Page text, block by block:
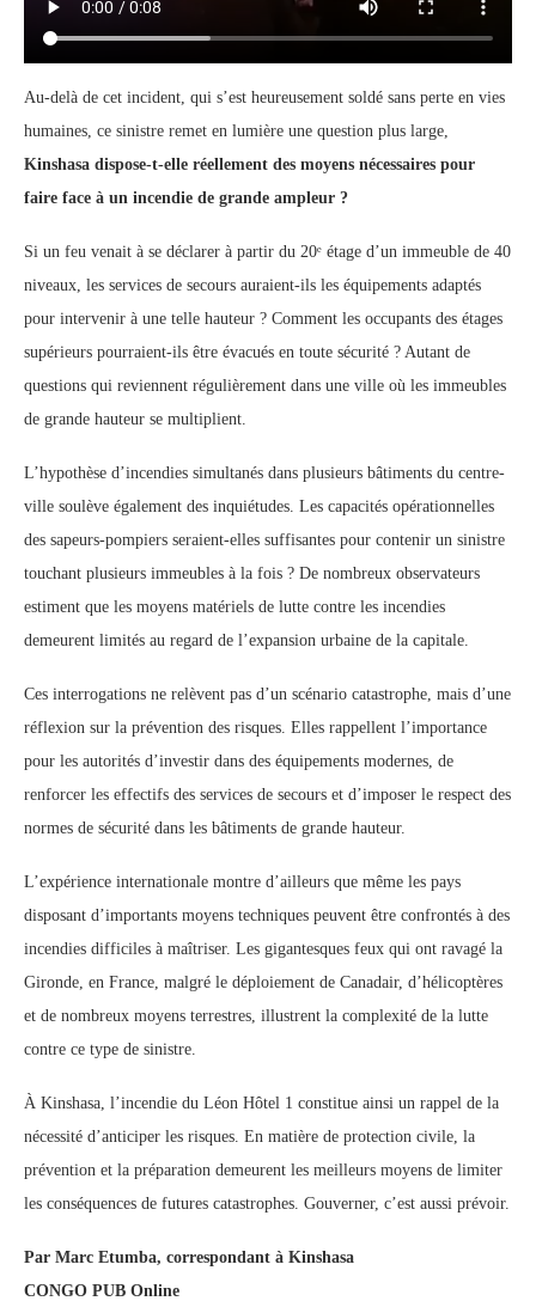
Au-delà de cet incident, qui s’est heureusement soldé sans perte en vies
humaines, ce sinistre remet en lumière une question plus large,
Kinshasa dispose-t-elle réellement des moyens nécessaires pour
faire face à un incendie de grande ampleur ?
Si un feu venait à se déclarer à partir du 20ᵉ étage d’un immeuble de 40
niveaux, les services de secours auraient-ils les équipements adaptés
pour intervenir à une telle hauteur ? Comment les occupants des étages
supérieurs pourraient-ils être évacués en toute sécurité ? Autant de
questions qui reviennent régulièrement dans une ville où les immeubles
de grande hauteur se multiplient.
L’hypothèse d’incendies simultanés dans plusieurs bâtiments du centre-
ville soulève également des inquiétudes. Les capacités opérationnelles
des sapeurs-pompiers seraient-elles suffisantes pour contenir un sinistre
touchant plusieurs immeubles à la fois ? De nombreux observateurs
estiment que les moyens matériels de lutte contre les incendies
demeurent limités au regard de l’expansion urbaine de la capitale.
Ces interrogations ne relèvent pas d’un scénario catastrophe, mais d’une
réflexion sur la prévention des risques. Elles rappellent l’importance
pour les autorités d’investir dans des équipements modernes, de
renforcer les effectifs des services de secours et d’imposer le respect des
normes de sécurité dans les bâtiments de grande hauteur.
L’expérience internationale montre d’ailleurs que même les pays
disposant d’importants moyens techniques peuvent être confrontés à des
incendies difficiles à maîtriser. Les gigantesques feux qui ont ravagé la
Gironde, en France, malgré le déploiement de Canadair, d’hélicoptères
et de nombreux moyens terrestres, illustrent la complexité de la lutte
contre ce type de sinistre.
À Kinshasa, l’incendie du Léon Hôtel 1 constitue ainsi un rappel de la
nécessité d’anticiper les risques. En matière de protection civile, la
prévention et la préparation demeurent les meilleurs moyens de limiter
les conséquences de futures catastrophes. Gouverner, c’est aussi prévoir.
Par Marc Etumba, correspondant à Kinshasa
CONGO PUB Online